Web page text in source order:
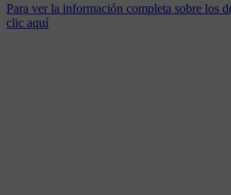
Para ver la información completa sobre los
clic aquí